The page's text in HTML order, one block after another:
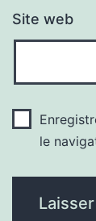
Site web
le